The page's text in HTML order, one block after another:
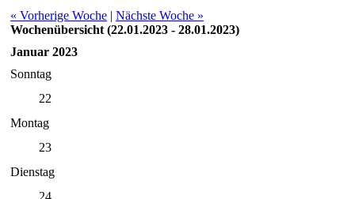
« Vorherige Woche | Nächste Woche »
Wochenübersicht (22.01.2023 - 28.01.2023)
Januar 2023
Sonntag
22
Montag
23
Dienstag
24